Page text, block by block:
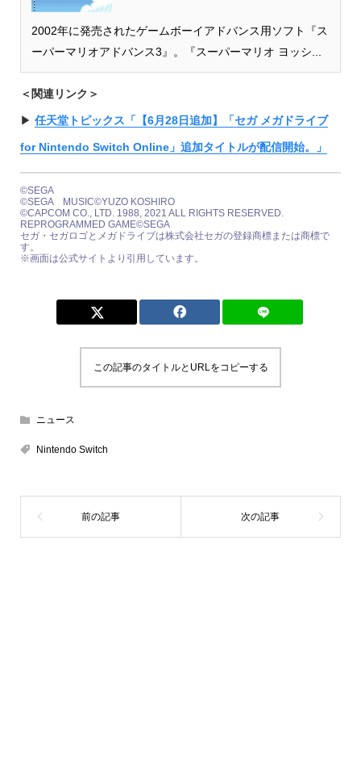
2002年に発売されたゲームボーイアドバンス用ソフト『ス
ーパーマリオアドバンス3』。『スーパーマリオ ヨッシ...
＜関連リンク＞
▶︎ 任天堂トピックス「【6月28日追加】「セガ メガドライブ
for Nintendo Switch Online」追加タイトルが配信開始。」
©SEGA
©SEGA MUSIC©YUZO KOSHIRO
©CAPCOM CO., LTD. 1988, 2021 ALL RIGHTS RESERVED.
REPROGRAMMED GAME©SEGA
セガ・セガロゴとメガドライブは株式会社セガの登録商標または商標で
す。
※画面は公式サイトより引用しています。
この記事のタイトルとURLをコピーする
ニュース
Nintendo Switch